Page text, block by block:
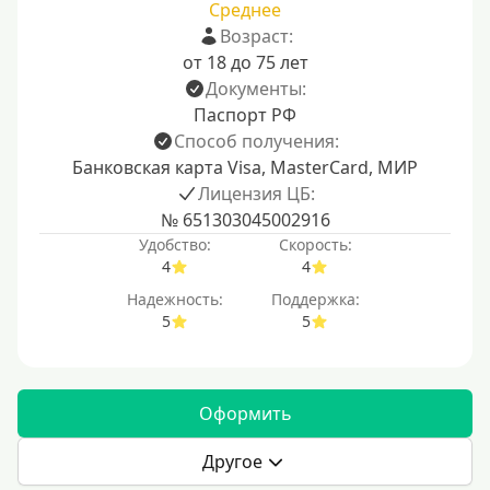
Среднее
Возраст:
от 18 до 75 лет
Документы:
Паспорт РФ
Способ получения:
Банковская карта Visa, MasterCard, МИР
Лицензия ЦБ:
№ 651303045002916
Удобство:
4
Скорость:
4
Надежность:
5
Поддержка:
5
Оформить
Другое